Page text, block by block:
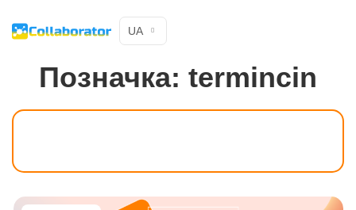
UA
Позначка: termincin